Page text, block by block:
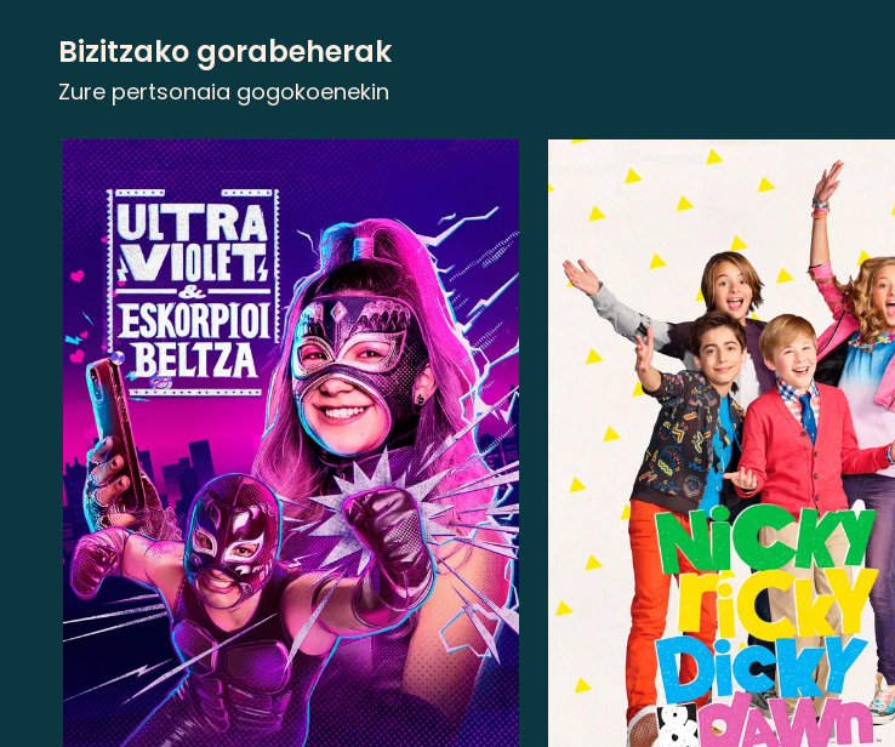
Bizitzako gorabeherak
Zure pertsonaia gogokoenekin